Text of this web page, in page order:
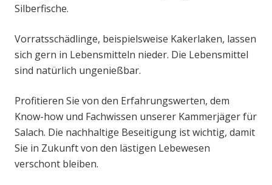
Silberfische.
Vorratsschädlinge, beispielsweise Kakerlaken, lassen
sich gern in Lebensmitteln nieder. Die Lebensmittel
sind natürlich ungenießbar.
Profitieren Sie von den Erfahrungswerten, dem
Know-how und Fachwissen unserer Kammerjäger für
Salach. Die nachhaltige Beseitigung ist wichtig, damit
Sie in Zukunft von den lästigen Lebewesen
verschont bleiben.